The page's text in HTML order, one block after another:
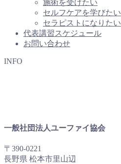
施術を受けたい
セルフケアを学びたい
セラピストになりたい
代表講習スケジュール
お問い合わせ
INFO
一般社団法人ユーファイ協会
〒390-0221
長野県 松本市里山辺